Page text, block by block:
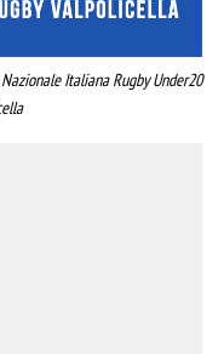
Italiana Rugby Under20